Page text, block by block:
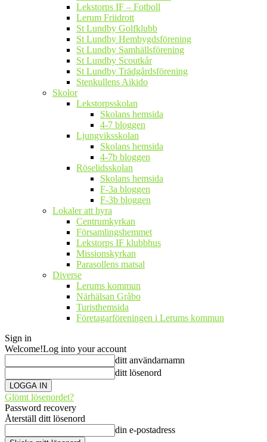
Lekstorps IF – Fotboll
Lerum Friidrott
St Lundby Golfklubb
St Lundby Hembygdsförening
St Lundby Samhällsförening
St Lundby Scoutkår
St Lundby Trädgårdsförening
Stenkullens Aikido
Skolor
Lekstorpsskolan
Skolans hemsida
4-7 bloggen
Ljungviksskolan
Skolans hemsida
4-7b bloggen
Röselidsskolan
Skolans hemsida
F-3a bloggen
F-3b bloggen
Lokaler att hyra
Centrumkyrkan
Församlingshemmet
Lekstorps IF klubbhus
Missionskyrkan
Parasollens matsal
Diverse
Lerums kommun
Närhälsan Gråbo
Turisthemsida
Företagarföreningen i Lerums kommun
Sign in
Welcome!Log into your account
ditt användarnamn
ditt lösenord
Glömt lösenordet?
Password recovery
Återställ ditt lösenord
din e-postadress